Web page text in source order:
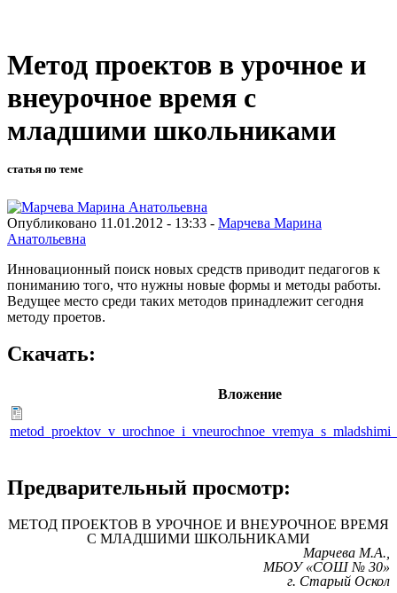
Метод проектов в урочное и
внеурочное время с
младшими школьниками
статья по теме
Опубликовано 11.01.2012 - 13:33 - Марчева Марина
Анатольевна
Инновационный поиск новых средств приводит педагогов к
пониманию того, что нужны новые формы и методы работы.
Ведущее место среди таких методов принадлежит сегодня
методу проетов.
Скачать:
Вложение
Предварительный просмотр:
МЕТОД ПРОЕКТОВ В УРОЧНОЕ И ВНЕУРОЧНОЕ ВРЕМЯ
С МЛАДШИМИ ШКОЛЬНИКАМИ
Марчева М.А.,
МБОУ «СОШ № 30»
г. Старый Оскол